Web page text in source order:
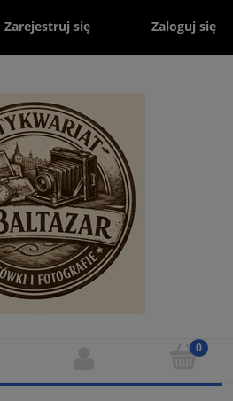
Zarejestruj się Zaloguj się